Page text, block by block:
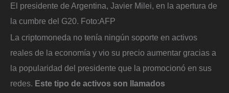
El presidente de Argentina, Javier Milei, en la apertura de
la cumbre del G20. Foto:AFP
La criptomoneda no tenía ningún soporte en activos
reales de la economía y vio su precio aumentar gracias a
la popularidad del presidente que la promocionó en sus
redes. Este tipo de activos son llamados